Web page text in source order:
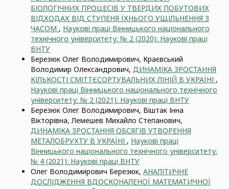
БІОЛОГІЧНИХ ПРОЦЕСІВ У ТВЕРДИХ ПОБУТОВИХ
ВІДХОДАХ ВІД СТУПЕНЯ ЇХНЬОГО УЩІЛЬНЕННЯ З
ЧАСОМ , Наукові праці Вінницького національного
технічного університету: № 2 (2020): Наукові праці
ВНТУ
Березюк Олег Володимирович, Краєвський
Володимир Олександрович, ДИНАМІКА ЗРОСТАННЯ
КІЛЬКОСТІ СМІТТЄСОРТУВАЛЬНИХ ЛІНІЙ В УКРАЇНІ ,
Наукові праці Вінницького національного технічного
університету: № 2 (2021): Наукові праці ВНТУ
Березюк Олег Володимирович, Віштак Інна
Вікторівна, Лемешев Михайло Степанович,
ДИНАМІКА ЗРОСТАННЯ ОБСЯГІВ УТВОРЕННЯ
МЕТАЛОБРУХТУ В УКРАЇНІ , Наукові праці
Вінницького національного технічного університету:
№ 4 (2021): Наукові праці ВНТУ
Олег Володимирович Березюк, АНАЛІТИЧНЕ
ДОСЛІДЖЕННЯ ВДОСКОНАЛЕНОЇ МАТЕМАТИЧНОЇ